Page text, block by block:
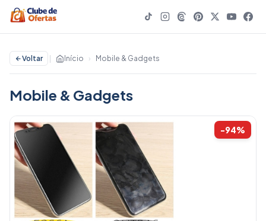
Voltar Início › Mobile & Gadgets
Mobile & Gadgets
-94%